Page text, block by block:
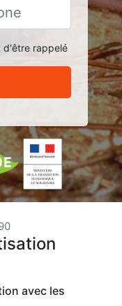
rappelé
avec les